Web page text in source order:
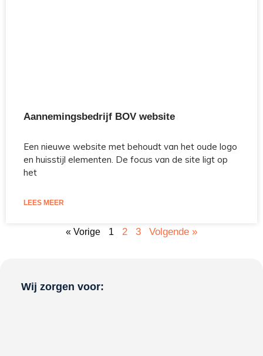
Aannemingsbedrijf BOV website
Een nieuwe website met behoudt van het oude logo
en huisstijl elementen. De focus van de site ligt op
het
LEES MEER
« Vorige 1 2 3 Volgende »
Wij zorgen voor: